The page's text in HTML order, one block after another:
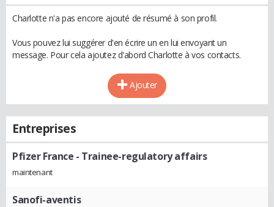
Charlotte n'a pas encore ajouté de résumé à son profil.
Vous pouvez lui suggérer d'en écrire un en lui envoyant un
message. Pour cela ajoutez d'abord Charlotte à vos contacts.
Ajouter
Entreprises
Pfizer France - Trainee-regulatory affairs
maintenant
Sanofi-aventis